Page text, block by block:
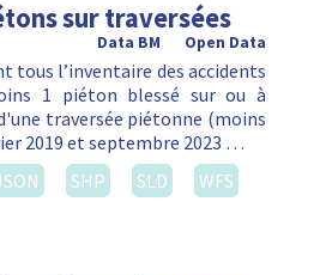
sur traversées
Open Data
Data BM
tous l’inventaire des accidents
1 piéton blessé sur ou à
traversée piétonne (moins
2019 et septembre 2023 …
SHP SLD
WFS